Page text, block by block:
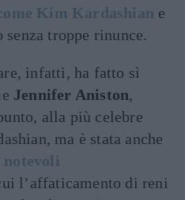
Kim Kardashian e
troppe rinunce.
infatti, ha fatto sì
Jennifer Aniston,
alla più celebre
ma è stata anche
notevoli
l’affaticamento di reni